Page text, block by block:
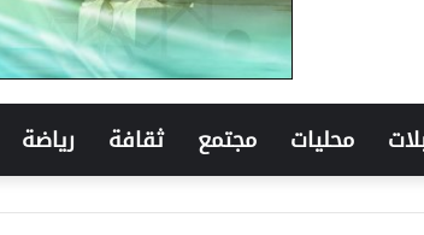
محليات مجتمع ثقافة رياضة